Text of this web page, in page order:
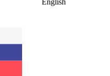
English